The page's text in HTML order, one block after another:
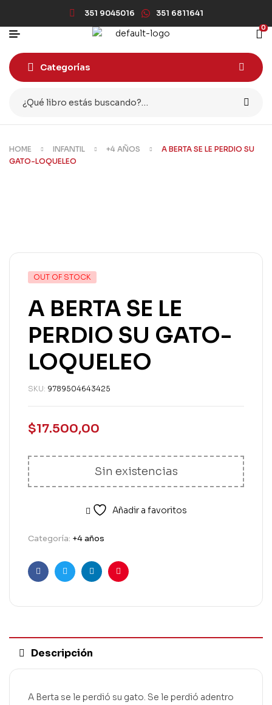
351 9045016 351 6811641
0
Categorías
HOME INFANTIL +4 AÑOS
A BERTA SE LE PERDIO SU
GATO-LOQUELEO
OUT OF STOCK
A BERTA SE LE
PERDIO SU GATO-
LOQUELEO
SKU: 9789504643425
$17.500,00
Sin existencias
Añadir a favoritos
Categoría: +4 años
FacebookTwitterLinkedinPinterest
Descripción
A Berta se le perdió su gato. Se le perdió adentro